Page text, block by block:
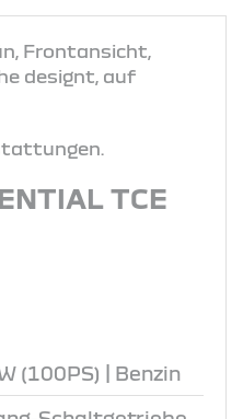
TCE
(100PS) | Benzin